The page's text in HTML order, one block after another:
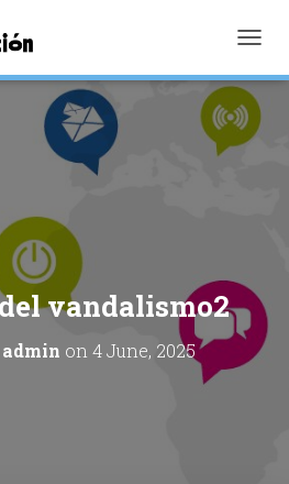
vandalismo2
admin on 4 June, 2025